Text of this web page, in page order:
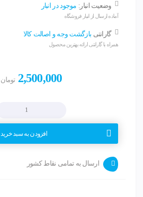
وضعیت انبار: موجود در انبار
آماده ارسال از انبار فروشگاه
گارانتی بازگشت وجه و اصالت کالا
همراه با گارانتی ارائه بهترین محصول
2,500,000 تومان
کابل
PLC
VIGOR
عدد
افزودن به سبد خرید
ارسال به تمامی نقاط کشور